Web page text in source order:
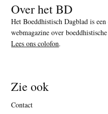
Over het BD
Het Boeddhistisch Dagblad is
webmagazine over
Lees ons colofon.
Zie ook
Contact